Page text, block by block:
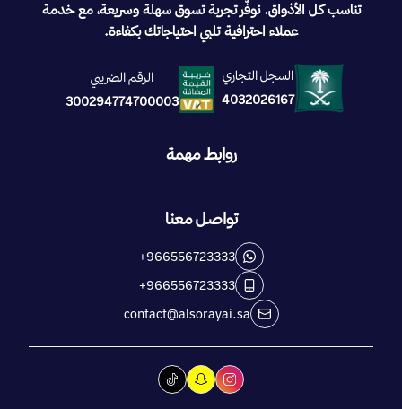
تناسب كل الأذواق. نوفّر تجربة تسوق سهلة وسريعة، مع خدمة
عملاء احترافية تلبي احتياجاتك بكفاءة.
السجل التجاري
4032026167
الرقم الضريبي
300294774700003
روابط مهمة
تواصل معنا
+966556723333
+966556723333
contact@alsorayai.sa